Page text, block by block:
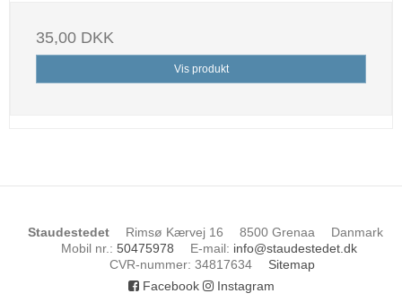
35,00 DKK
Vis produkt
Staudestedet Rimsø Kærvej 16 8500 Grenaa
Danmark
Mobil nr. : 50475978 E-mail: info@staudestedet.dk
CVR-nummer: 34817634
Sitemap
Facebook
Instagram